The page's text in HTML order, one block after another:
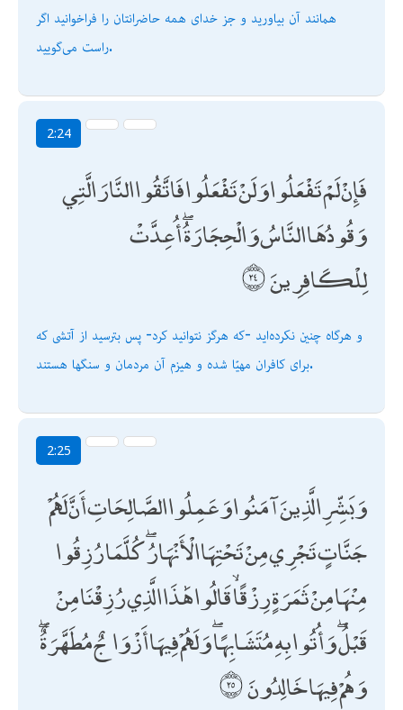
همانند آن بياوريد و جز خداى همه حاضرانتان را فراخوانيد اگر
راست مى‌گوييد.
2:24
فَإِنْ لَمْ تَفْعَلُوا وَلَنْ تَفْعَلُوا فَاتَّقُوا النَّارَ الَّتِي
وَقُودُهَا النَّاسُ وَالْحِجَارَةُ ۖ أُعِدَّتْ
لِلْكَافِرِينَ
و هرگاه چنين نكرده‌ايد -كه هرگز نتوانيد كرد- پس بترسيد از آتشى كه
براى كافران مهيّا شده و هيزم آن مردمان و سنگها هستند.
2:25
وَبَشِّرِ الَّذِينَ آمَنُوا وَعَمِلُوا الصَّالِحَاتِ أَنَّ لَهُمْ
جَنَّاتٍ تَجْرِي مِنْ تَحْتِهَا الْأَنْهَارُ ۖ كُلَّمَا رُزِقُوا
مِنْهَا مِنْ ثَمَرَةٍ رِزْقًا ۙ قَالُوا هَٰذَا الَّذِي رُزِقْنَا مِنْ
قَبْلُ ۖ وَأُتُوا بِهِ مُتَشَابِهًا ۖ وَلَهُمْ فِيهَا أَزْوَاجٌ مُطَهَّرَةٌ ۖ
وَهُمْ فِيهَا خَالِدُونَ